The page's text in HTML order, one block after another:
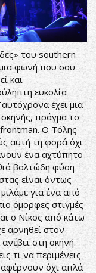
του southern
μια φωνή που σου
και
ευκολία
έχει μια
πράγμα το
frontman. Ο Τόλης
αυτή τη φορά όχι
ένα αχτύπητο
βαλτώδη φύση
είναι όντως
για ένα από
όμορφες στιγμές
ο Νίκος από κάτω
αρνηθεί στον
στη σκηνή.
τι να περιμένεις
όχι απλά